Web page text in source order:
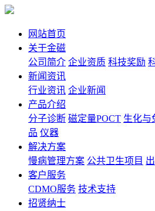
网站首页
关于金磁
公司简介 企业资质 科技奖励
新闻资讯
行业资讯 企业新闻
产品介绍
分子诊断 磁定量POCT 生化与
品 仪器
解决方案
慢病管理方案 公共卫生项目
客户服务
CDMO服务 技术支持
招贤纳士